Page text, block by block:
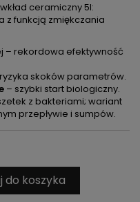
ceramiczny 5l:
z funkcją zmiękczania
– rekordowa efektywność
skoków parametrów.
– szybki start biologiczny.
z bakteriami; wariant
przepływie i sumpów.
do koszyka